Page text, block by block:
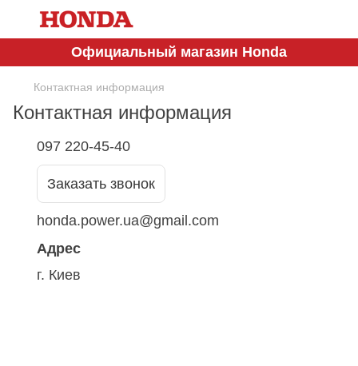
Официальный магазин Honda
Контактная информация
Контактная информация
097 220-45-40
Заказать звонок
honda.power.ua@gmail.com
Адрес
г. Киев